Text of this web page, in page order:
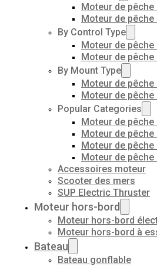
Moteur de
Moteur de
By Control Type
Moteur de
Moteur de
By Mount Type
Moteur de
Moteur de
Popular Categories
Moteur de
Moteur de
Moteur de
Moteur de pêche
Accessoires moteur
Scooter des mers
SUP Electric Thruster
Moteur hors-bord
Moteur hors-bord
Moteur hors-bord à
Bateau
Bateau gonflable